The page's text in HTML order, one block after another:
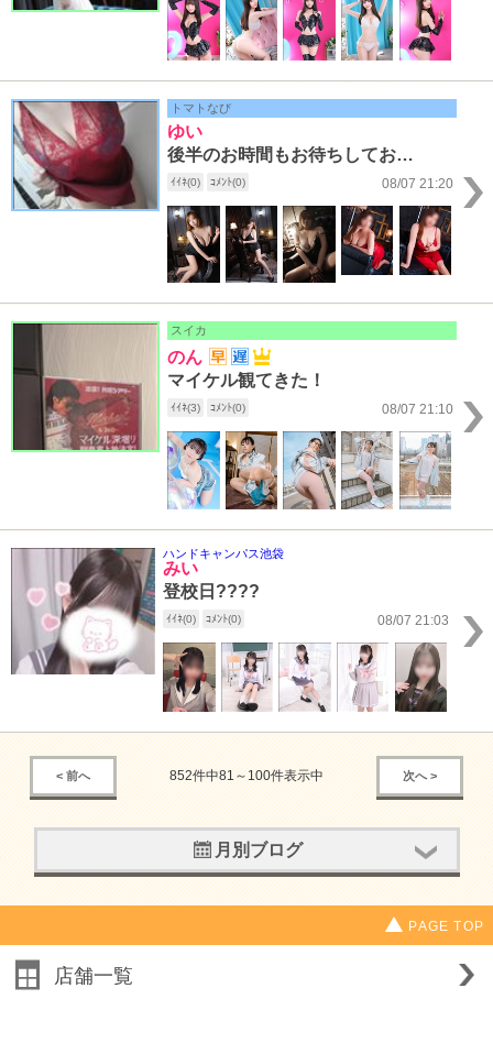
トマトなび
ゆい
後半のお時間もお待ちしております(´ω`)
ｲｲﾈ(0) ｺﾒﾝﾄ(0) 08/07 21:20
スイカ
のん
マイケル観てきた！
ｲｲﾈ(3) ｺﾒﾝﾄ(0) 08/07 21:10
ハンドキャンパス池袋
みい
登校日????
ｲｲﾈ(0) ｺﾒﾝﾄ(0) 08/07 21:03
< 前へ 次へ >
852件中81～100件表示中
月別ブログ
PAGE TOP
店舗一覧